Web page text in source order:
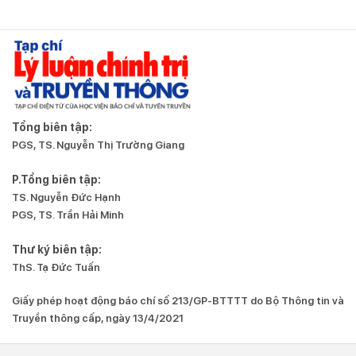
Tổng biên tập:
PGS, TS. Nguyễn Thị Trường Giang
P.Tổng biên tập:
TS. Nguyễn Đức Hạnh
PGS, TS. Trần Hải Minh
Thư ký biên tập:
ThS. Tạ Đức Tuấn
Giấy phép hoạt động báo chí số 213/GP-BTTTT do Bộ Thông tin và
Truyền thông cấp, ngày 13/4/2021